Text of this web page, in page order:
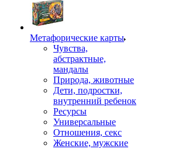
Mетафорические карты
Чувства,
абстрактные,
мандалы
Природа, животные
Дети, подростки,
внутренний ребенок
Ресурсы
Универсальные
Отношения, секс
Женские, мужские